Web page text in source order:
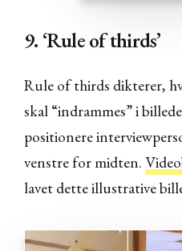
9. ‘Rule of thirds’
Rule of thirds dikterer,
skal “indrammes” i
positionere
venstre for midten.
lavet dette illustrative